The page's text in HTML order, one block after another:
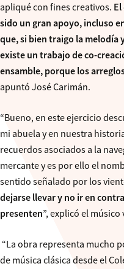
apliqué con fines creativos.
sido un gran apoyo, incluso
que, si bien traigo la melodía
existe un trabajo de co-
ensamble, porque los
apuntó José Carimán.
“Bueno, en este ejercicio
mi abuela y en nuestra
recuerdos asociados a la
mercante y es por ello el
sentido señalado por los
dejarse llevar y no ir en
presenten”, explicó el
“La obra representa mucho
de música clásica desde el